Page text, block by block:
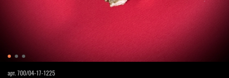
арт.700/04-17-1225